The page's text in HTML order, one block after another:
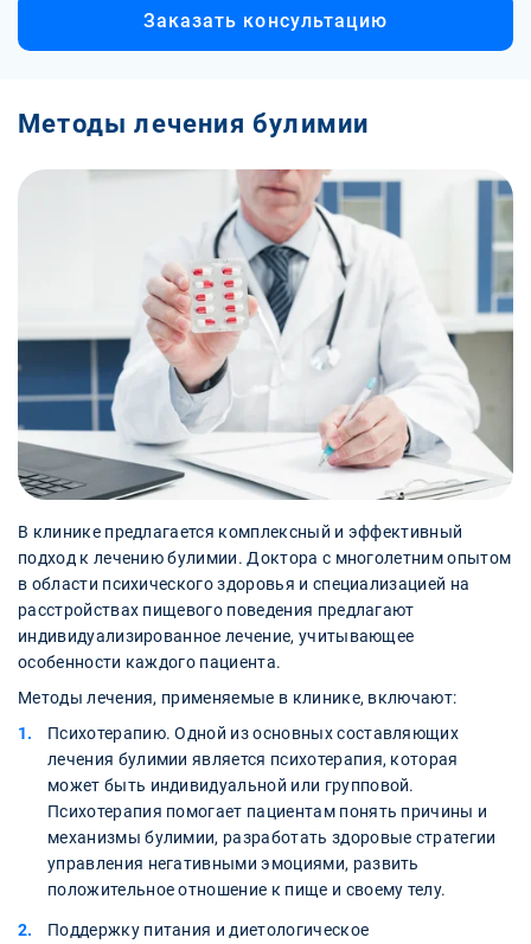
Заказать консультацию
Методы лечения булимии
В клинике предлагается комплексный и эффективный
подход к лечению булимии. Доктора с многолетним опытом
в области психического здоровья и специализацией на
расстройствах пищевого поведения предлагают
индивидуализированное лечение, учитывающее
особенности каждого пациента.
Методы лечения, применяемые в клинике, включают:
Психотерапию. Одной из основных составляющих
лечения булимии является психотерапия, которая
может быть индивидуальной или групповой.
Психотерапия помогает пациентам понять причины и
механизмы булимии, разработать здоровые стратегии
управления негативными эмоциями, развить
положительное отношение к пище и своему телу.
Поддержку питания и диетологическое